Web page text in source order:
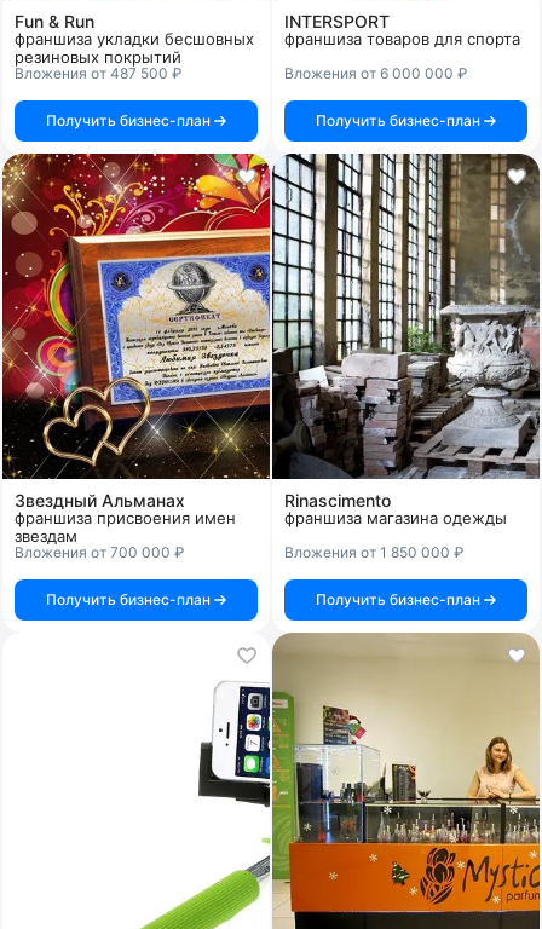
Fun & Run
франшиза укладки бесшовных
резиновых покрытий
Вложения от 487 500 ₽
Получить бизнес-план
INTERSPORT
франшиза товаров для спорта
Вложения от 6 000 000 ₽
Получить бизнес-план
Звездный Альманах
франшиза присвоения имен
звездам
Вложения от 700 000 ₽
Получить бизнес-план
Rinascimento
франшиза магазина одежды
Вложения от 1 850 000 ₽
Получить бизнес-план